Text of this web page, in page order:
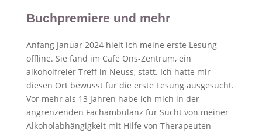
Buchpremiere und mehr
Anfang Januar 2024 hielt ich meine erste Lesung
offline. Sie fand im Cafe Ons-Zentrum, ein
alkoholfreier Treff in Neuss, statt. Ich hatte mir
diesen Ort bewusst für die erste Lesung ausgesucht.
Vor mehr als 13 Jahren habe ich mich in der
angrenzenden Fachambulanz für Sucht von meiner
Alkoholabhängigkeit mit Hilfe von Therapeuten